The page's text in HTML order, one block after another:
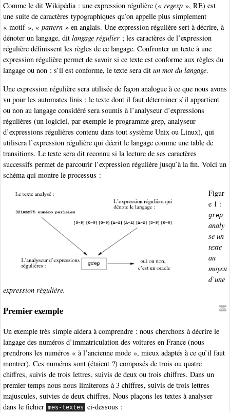
Comme le dit Wikipédia : une expression régulière (« regexp », RE) est
une suite de caractères typographiques qu’on appelle plus simplement
« motif », « pattern » en anglais. Une expression régulière sert à décrire, à
dénoter un langage, dit langage régulier ; les caractères de l’expression
régulière définissent les règles de ce langage. Confronter un texte à une
expression régulière permet de savoir si ce texte est conforme aux règles du
langage ou non ; s’il est conforme, le texte sera dit un mot du langage.
Une expression régulière sera utilisée de façon analogue à ce que nous avons
vu pour les automates finis : le texte dont il faut déterminer s’il appartient
ou non au langage considéré sera soumis à l’analyseur d’expressions
régulières (un logiciel, par exemple le programme grep, analyseur
d’expressions régulières contenu dans tout système Unix ou Linux), qui
utilisera l’expression régulière qui décrit le langage comme une table de
transitions. Le texte sera dit reconnu si la lecture de ses caractères
successifs permet de parcourir l’expression régulière jusqu’à la fin. Voici un
schéma qui montre le processus :
Figur
e 1 :
grep
analy
se un
texte
au
moyen
d’une
expression régulière.
Premier exemple
Un exemple très simple aidera à comprendre : nous cherchons à décrire le
langage des numéros d’immatriculation des voitures en France (nous
prendrons les numéros « à l’ancienne mode », mieux adaptés à ce qu’il faut
montrer). Ces numéros sont (étaient ?) composés de trois ou quatre
chiffres, suivis de trois lettres, suivis de deux ou trois chiffres. Dans un
premier temps nous nous limiterons à 3 chiffres, suivis de trois lettres
majuscules, suivies de deux chiffres. Nous plaçons les textes à analyser
dans le fichier mes-textes ci-dessous :